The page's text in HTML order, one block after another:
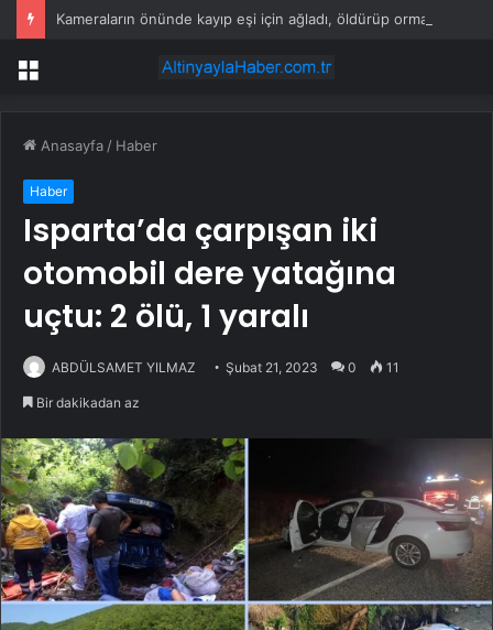
Menü
Anasayfa / Haber
Haber
Isparta’da çarpışan iki
otomobil dere yatağına
uçtu: 2 ölü, 1 yaralı
ABDÜLSAMET YILMAZ Şubat 21, 2023 0 11
Bir dakikadan az